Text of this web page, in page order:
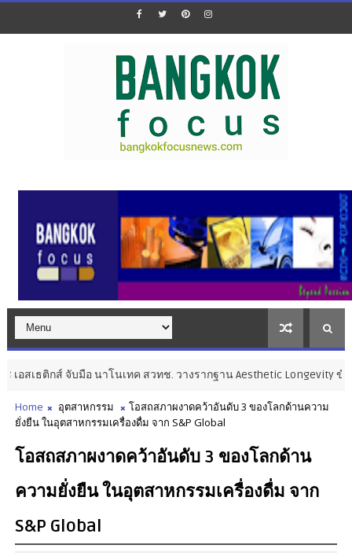
เธติกส์ จับมือ นาโนเทค สวทช. วางรากฐาน Aesthetic Longevity ขับเค
Home อุตสาหกรรม
โอสถสภาผงาดคว้าอันดับ 3 ของโลกด้านความ
ยั่งยืน ในอุตสาหกรรมเครื่องดื่ม จาก S&P Global
โอสถสภาผงาดคว้าอันดับ 3 ของโลกด้าน
ความยั่งยืน ในอุตสาหกรรมเครื่องดื่ม จาก
S&P Global